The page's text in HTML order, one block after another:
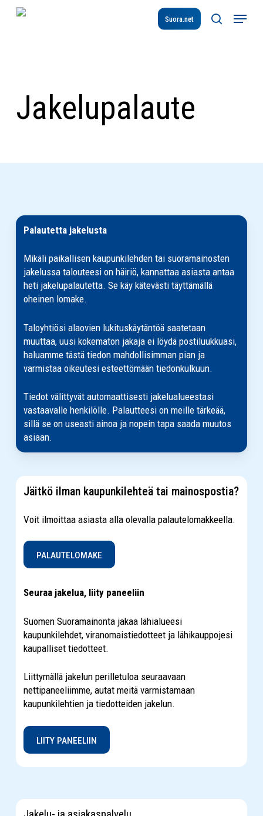
Suora.net
search
Menu
Jakelupalaute
Palautetta jakelusta
Mikäli paikallisen kaupunkilehden tai suoramainosten
jakelussa talouteesi on häiriö, kannattaa asiasta antaa
heti jakelupalautetta. Se käy kätevästi täyttämällä
oheinen lomake.
Taloyhtiösi alaovien lukituskäytäntöä saatetaan
muuttaa, uusi kokematon jakaja ei löydä postiluukkuasi,
haluamme tästä tiedon mahdollisimman pian ja
varmistaa oikeutesi esteettömään tiedonkulkuun.
Tiedot välittyvät automaattisesti jakelualueestasi
vastaavalle henkilölle. Palautteesi on meille tärkeää,
sillä se on useasti ainoa ja nopein tapa saada muutos
asiaan.
Jäitkö ilman kaupunkilehteä tai mainospostia?
Voit ilmoittaa asiasta alla olevalla palautelomakkeella.
PALAUTELOMAKE
Seuraa jakelua, liity paneeliin
Suomen Suoramainonta jakaa lähialueesi
kaupunkilehdet, viranomaistiedotteet ja lähikauppojesi
kaupalliset tiedotteet.
Liittymällä jakelun perilletuloa seuraavaan
nettipaneeliimme, autat meitä varmistamaan
kaupunkilehtien ja tiedotteiden jakelun.
LIITY PANEELIIN